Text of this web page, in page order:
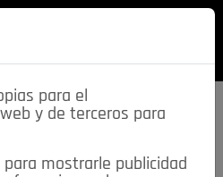
para el
y de terceros para
mostrarle publicidad